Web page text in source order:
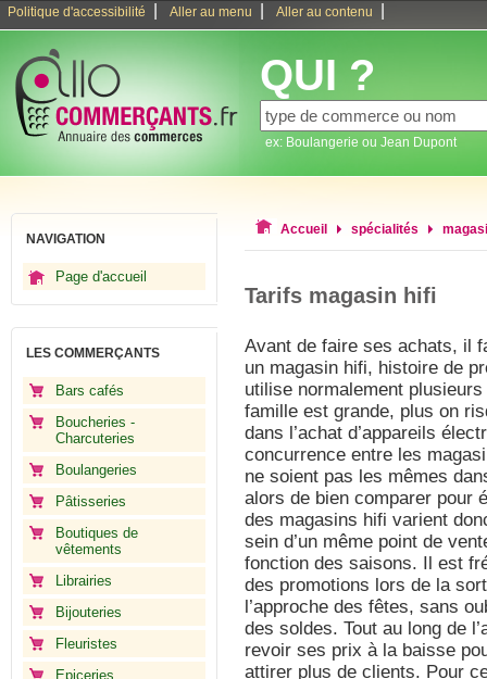
Politique d'accessibilité Aller au menu Aller au contenu
QUI ?
ex: Boulangerie ou Jean Dupont
NAVIGATION
Page d'accueil
LES COMMERÇANTS
Bars cafés
Boucheries -
Charcuteries
Boulangeries
Pâtisseries
Boutiques de
vêtements
Librairies
Bijouteries
Fleuristes
Epiceries
Accueil spécialités
Tarifs magasin hifi
Avant de faire ses achats, il
un magasin hifi, histoire de
utilise normalement
famille est grande, plus on
dans l’achat d’appareils
concurrence entre les
ne soient pas les mêmes
alors de bien comparer pour
des magasins hifi varient
sein d’un même point de
fonction des saisons. Il est
des promotions lors de la
l’approche des fêtes, sans
des soldes. Tout au long de
revoir ses prix à la baisse
attirer plus de clients. Pour